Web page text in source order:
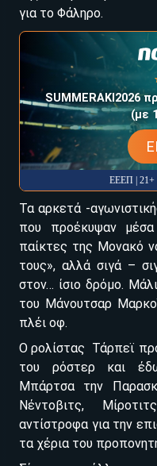
για το Φάληρο.
SUMMERAKI2026
(με
ΕΕΕΠ |
Τα αρκετά -
που προέκυψαν
παίκτες της Μονακό
τους», αλλά σιγά –
στον… ίσιο δρόμο.
του Μάνουτσαρ
πλέι οφ.
Ο ρολίστας Τάρπεϊ
του ρόστερ και
Μπάρτσα την
Νέντοβιτς,
αντίστροφα για την
τα χέρια του
ΕΓΚΡΙΣΗ ΑΠΟ ΑΡΧΟΝΤΑ ΕΓΚΡΙΣΗ ΑΠΟ ΑΡΧΟΝΤΑ